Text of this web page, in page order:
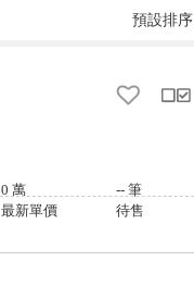
預設排序
0 萬
最新單價
-- 筆
待售